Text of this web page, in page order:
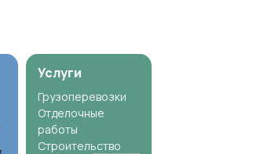
Услуги
Грузоперевозки
Отделочные
работы
Строительство